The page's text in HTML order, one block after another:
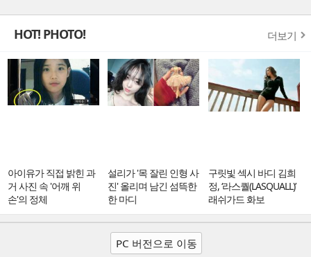
HOT! PHOTO! 더보기
아이유가 직접 밝힌 과
거 사진 속 '어깨 위
손'의 정체
설리가 '목 잘린 인형 사
진' 올리며 남긴 섬뜩한
한 마디
구릿빛 섹시 바디 김희
정, ‘라스퀄(LASQUALL)’
래쉬가드 화보
PC 버전으로 이동